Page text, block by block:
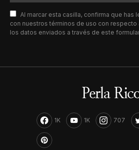
Al marcar esta casilla, confirma que has
con nuestros términos de uso con respecto
los datos enviados a través de este
1K 1K 707